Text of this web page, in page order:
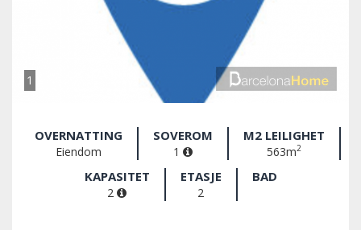
1
OVERNATTING
Eiendom
SOVEROM
1
M2 LEILIGHET
563m2
KAPASITET
2
ETASJE
2
BAD